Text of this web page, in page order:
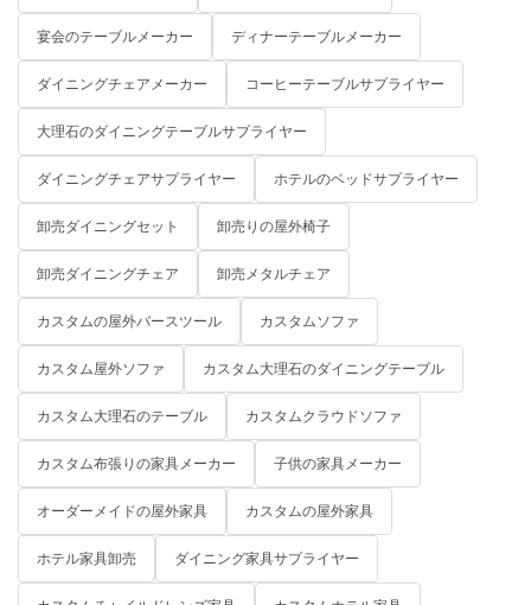
宴会のテーブルメーカー ディナーテーブルメーカー
ダイニングチェアメーカー コーヒーテーブルサプライヤー
大理石のダイニングテーブルサプライヤー
ダイニングチェアサプライヤー ホテルのベッドサプライヤー
卸売ダイニングセット 卸売りの屋外椅子
卸売ダイニングチェア 卸売メタルチェア
カスタムの屋外バースツール カスタムソファ
カスタム屋外ソファ カスタム大理石のダイニングテーブル
カスタム大理石のテーブル カスタムクラウドソファ
カスタム布張りの家具メーカー 子供の家具メーカー
オーダーメイドの屋外家具 カスタムの屋外家具
ホテル家具卸売 ダイニング家具サプライヤー